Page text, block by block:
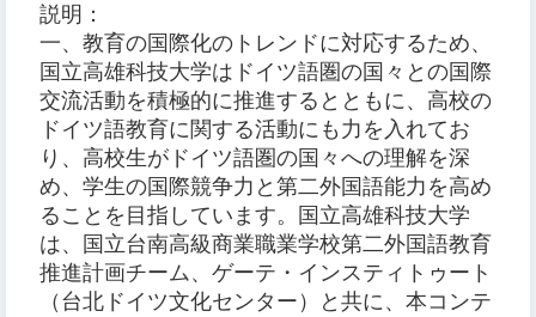
説明：
一、教育の国際化のトレンドに対応するため、
国立高雄科技大学はドイツ語圏の国々との国際
交流活動を積極的に推進するとともに、高校の
ドイツ語教育に関する活動にも力を入れてお
り、高校生がドイツ語圏の国々への理解を深
め、学生の国際競争力と第二外国語能力を高め
ることを目指しています。国立高雄科技大学
は、国立台南高級商業職業学校第二外国語教育
推進計画チーム、ゲーテ・インスティトゥート
（台北ドイツ文化センター）と共に、本コンテ